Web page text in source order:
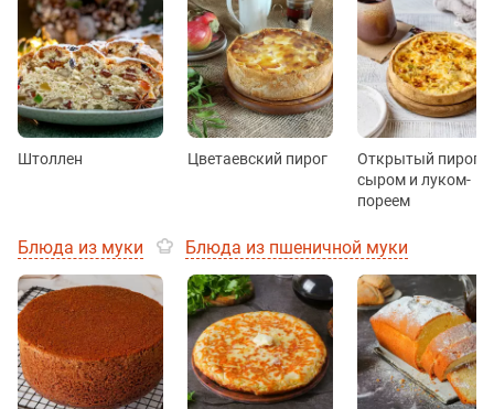
Штоллен Цветаевский пирог
Открытый пирог с
сыром и луком-
пореем
Блюда из муки Блюда из пшеничной муки